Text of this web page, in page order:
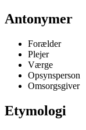
Antonymer
Forælder
Plejer
Værge
Opsynsperson
Omsorgsgiver
Etymologi